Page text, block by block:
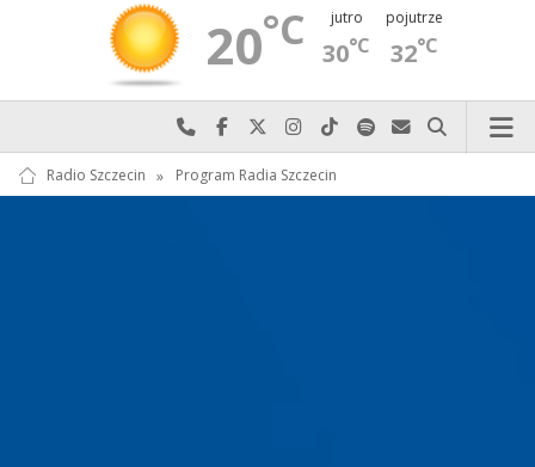
20°C jutro
30°C
pojutrze
32°C
Najlepiej po prostu do nas zadzwoń
Odwiedź nas na Facebook-u
Odwiedź nas na X
Odwiedź nas na Instagram-ie
Odwiedź nas na TikTok-u
Szukaj nas na Spotify
Wyślij do nas
Szukaj
Radio Szczecin » Program Radia Szczecin